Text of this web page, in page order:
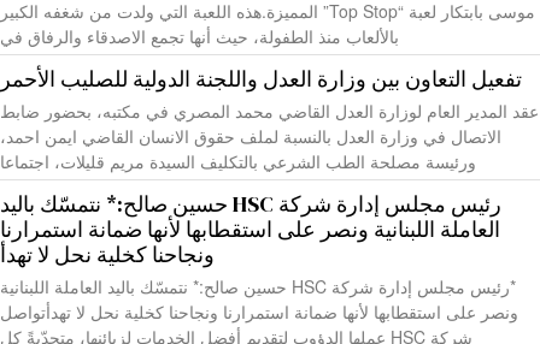
موسى بابتكار لعبة “Top Stop” المميزة.هذه اللعبة التي ولدت من شغفه الكبير
بالألعاب منذ الطفولة، حيث أنها تجمع الاصدقاء والرفاق في
تفعيل التعاون بين وزارة العدل واللجنة الدولية للصليب الأحمر
عقد المدير العام لوزارة العدل القاضي محمد المصري في مكتبه، بحضور ضابط
الاتصال في وزارة العدل بالنسبة لملف حقوق الانسان القاضي ايمن احمد،
ورئيسة مصلحة الطب الشرعي بالتكليف السيدة مريم قليلات، اجتماعا
رئيس مجلس إدارة شركة HSC حسين صالح:* نتمسّك باليد
العاملة اللبنانية ونصر على استقطابها لأنها ضمانة استمرارنا
ونجاحنا كخلية نحل لا تهدأ
*رئيس مجلس إدارة شركة HSC حسين صالح:* نتمسّك باليد العاملة اللبنانية
ونصر على استقطابها لأنها ضمانة استمرارنا ونجاحنا كخلية نحل لا تهدأتواصل
شركة HSC عملها الدؤوب لتقديم أفضل الخدمات لزبائنها، متحدّيةً كل